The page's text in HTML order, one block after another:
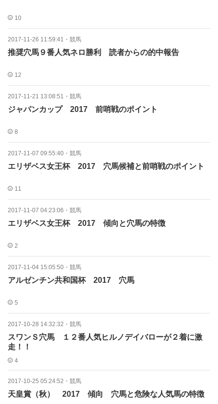
10
2017-11-26 11:59:41 ・ 競馬
推奨穴馬９番人気ネロ勝利 読者からの的中報告
12
2017-11-21 13:08:51 ・ 競馬
ジャパンカップ 2017 前哨戦のポイント
8
2017-11-07 09:55:40 ・ 競馬
エリザベス女王杯 2017 穴馬候補と前哨戦のポイント
11
2017-11-07 04:23:06 ・ 競馬
エリザベス女王杯 2017 傾向と穴馬の特徴
2
2017-11-04 15:05:50 ・ 競馬
アルゼンチン共和国杯 2017 穴馬
5
2017-10-28 14:32:32 ・ 競馬
スワンＳ穴馬 １２番人気ヒルノデイバローが２着に激
走！！
4
2017-10-25 05:24:52 ・ 競馬
天皇賞（秋） 2017 傾向 穴馬と危険な人気馬の特徴